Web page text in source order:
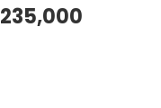
235,000